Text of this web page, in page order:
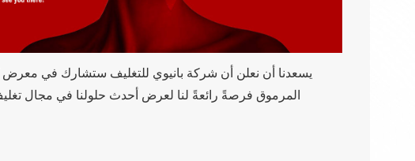
يسعدنا أن نعلن أن شركة بانيوي للتغليف ستشارك في معرض
المرموق فرصةً رائعةً لنا لعرض أحدث حلولنا في مجال